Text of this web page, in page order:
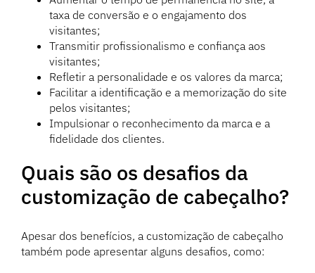
taxa de conversão e o engajamento dos
visitantes;
Transmitir profissionalismo e confiança aos
visitantes;
Refletir a personalidade e os valores da marca;
Facilitar a identificação e a memorização do site
pelos visitantes;
Impulsionar o reconhecimento da marca e a
fidelidade dos clientes.
Quais são os desafios da
customização de cabeçalho?
Apesar dos benefícios, a customização de cabeçalho
também pode apresentar alguns desafios, como: